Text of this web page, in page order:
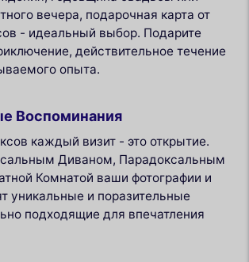
вечера, подарочная карта от
- идеальный выбор. Подарите
действительное течение
опыта.
Воспоминания
каждый визит - это открытие.
Диваном, Парадоксальным
Комнатой ваши фотографии и
уникальные и поразительные
подходящие для впечатления